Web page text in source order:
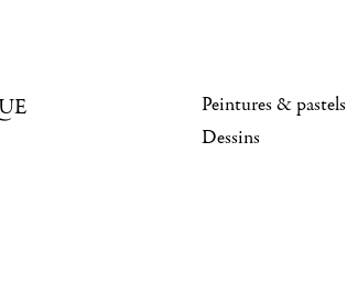
Peintures & pastels
Dessins